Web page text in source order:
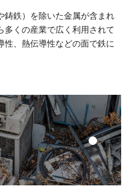
鋳鉄）を除いた金属が含まれ
多くの産業で広く利用されて
性、熱伝導性などの面で鉄に